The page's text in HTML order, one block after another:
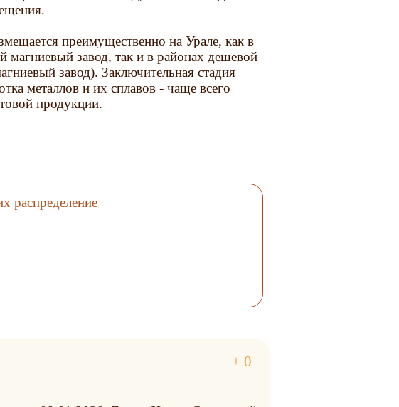
преимущественно на Урале, как в
магниевый завод, так и в районах дешевой
завод). Заключительная стадия
металлов и их сплавов - чаще всего
продукции.
распределение